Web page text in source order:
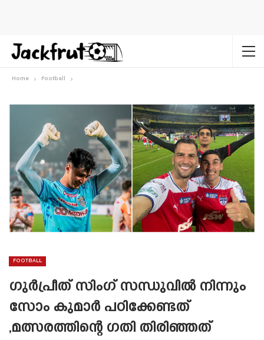
Home Football
FOOTBALL
ഗുർപ്രീത് സിംഗ് സന്ധുവിൽ നിന്നും
സോം കുമാർ പഠിക്കേണ്ടത്
,മത്സരത്തിന്റെ ഗതി തിരിഞ്ഞത്